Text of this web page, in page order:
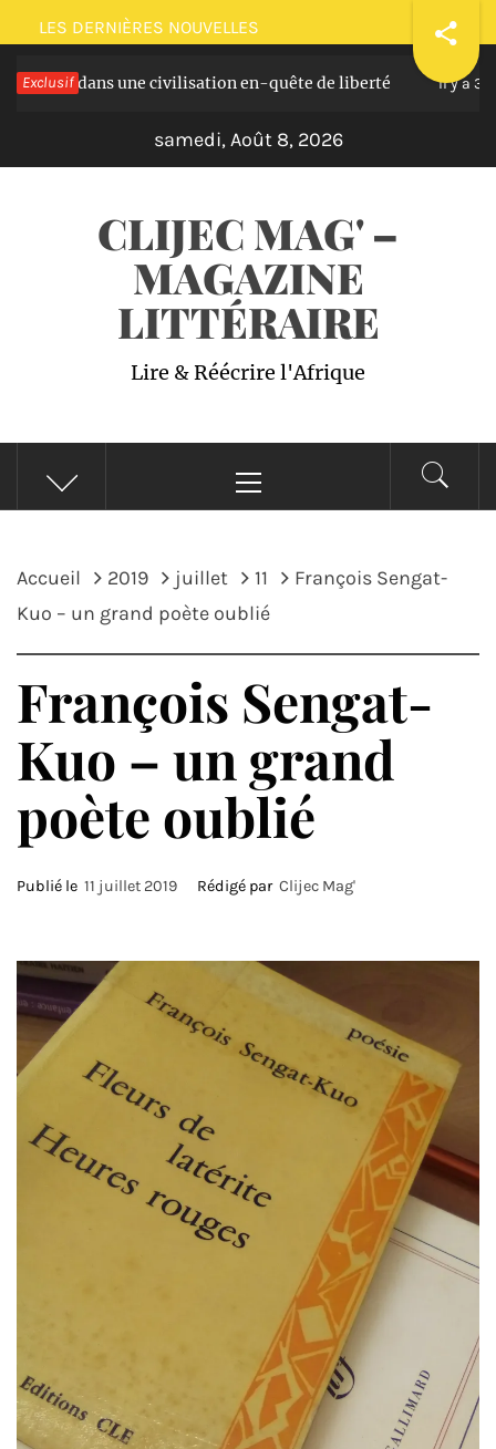
Passer
au
contenu
LES DERNIÈRES NOUVELLES
Exclusif
dans une civilisation en-quête de liberté Il y a 3 ans
samedi, Août 8, 2026
CLIJEC MAG' –
MAGAZINE
LITTÉRAIRE
Lire & Réécrire l'Afrique
principal
Accueil 2019 juillet 11
François Sengat-
Kuo – un grand poète oublié
François Sengat-
Kuo – un grand
poète oublié
Publié le 11 juillet 2019 Rédigé par Clijec Mag'